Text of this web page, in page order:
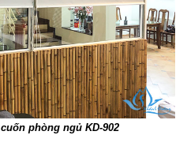
phòng ngủ KD-902